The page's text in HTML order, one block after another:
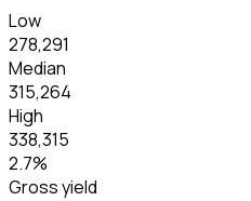
Low
278,291
Median
315,264
High
338,315
2.7%
Gross yield